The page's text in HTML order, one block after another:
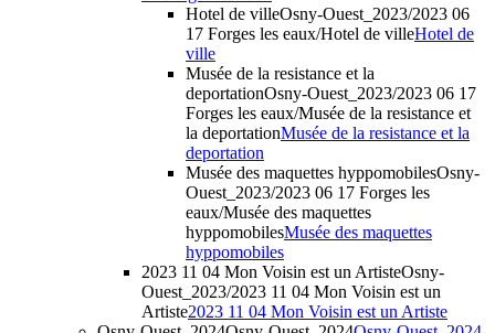
Hotel de villeOsny-Ouest_2023/2023 06
17 Forges les eaux/Hotel de villeHotel de
ville
Musée de la resistance et la
deportationOsny-Ouest_2023/2023 06 17
Forges les eaux/Musée de la resistance et
la deportationMusée de la resistance et la
deportation
Musée des maquettes hyppomobilesOsny-
Ouest_2023/2023 06 17 Forges les
eaux/Musée des maquettes
hyppomobilesMusée des maquettes
hyppomobiles
2023 11 04 Mon Voisin est un ArtisteOsny-
Ouest_2023/2023 11 04 Mon Voisin est un
Artiste2023 11 04 Mon Voisin est un Artiste